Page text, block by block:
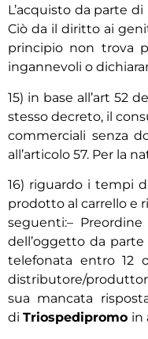
L’acquisto da parte
Ciò da il diritto ai
principio non trova
ingannevoli o
15) in base all’art 52
stesso decreto, il
commerciali senza
all’articolo 57. Per la
16) riguardo i tempi
prodotto al carrello e
seguenti:–
dell’oggetto da
telefonata entro 12
distributore/
sua mancata
di Triospedipromo in